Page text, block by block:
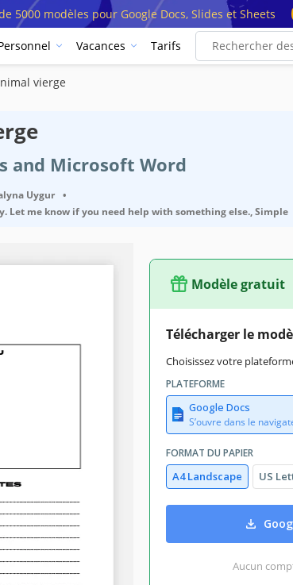
5000 modèles pour Google Docs, Slides et Sheets
Vacances Tarifs
vierge
and Microsoft Word
Uygur •
Let me know if you need help with something else., Simple
Modèle gratuit
Télécharger le
Choisissez votre
PLATEFORME
Google Docs
S’ouvre dans le
FORMAT DU PAPIER
A4 Landscape US
Aucun